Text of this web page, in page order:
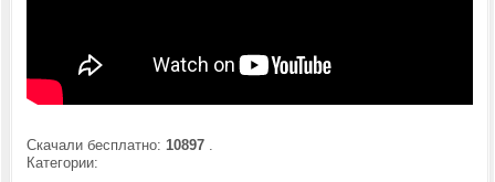
Скачали бесплатно: 10897.
Категории: